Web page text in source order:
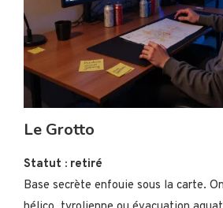
Le Grotto
Statut : retiré
Base secrète enfouie sous la carte.